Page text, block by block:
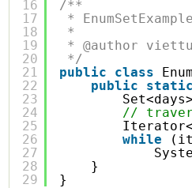
16
17
18
19
20
21
22
23
24
25
26
27
28
29
/**
*
*
* @author
*/
public
class
public
static
//
while
}
}